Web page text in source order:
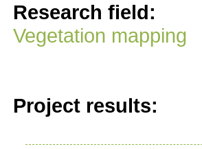
Research field:
Vegetation mapping
Project results: